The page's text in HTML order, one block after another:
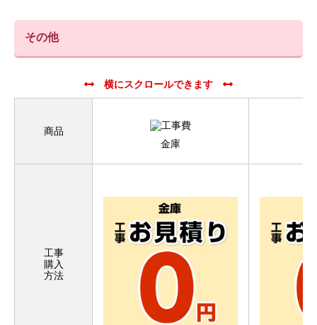
その他
商品
金庫
工事
購入
方法